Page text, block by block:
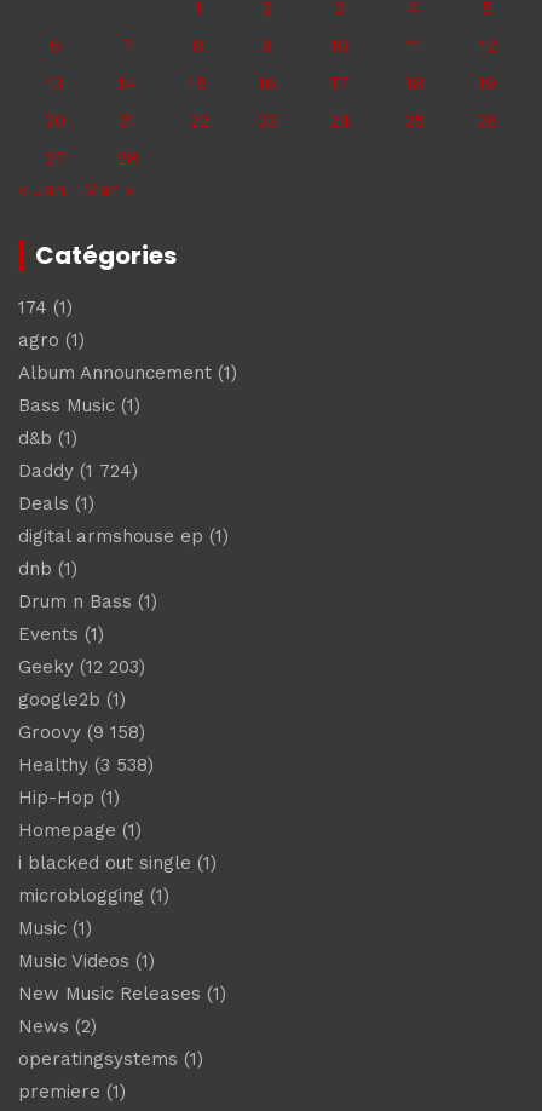
1
2 3 4
5
6
7 8 9 10 11
12
13
14 15 16 17 18
19
20
21 22 23 24 25
26
27
28
« Jan
Mar »
Catégories
174 (1)
agro (1)
Album Announcement (1)
Bass Music (1)
d&b (1)
Daddy (1 724)
Deals (1)
digital armshouse ep (1)
dnb (1)
Drum n Bass (1)
Events (1)
Geeky (12 203)
google2b (1)
Groovy (9 158)
Healthy (3 538)
Hip-Hop (1)
Homepage (1)
i blacked out single (1)
microblogging (1)
Music (1)
Music Videos (1)
New Music Releases (1)
News (2)
operatingsystems (1)
premiere (1)